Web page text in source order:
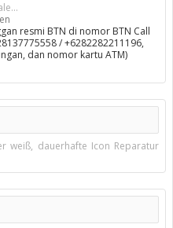
resmi BTN di nomor BTN Call
/ +6282282211196,
dan nomor kartu ATM)
weiß, dauerhafte Icon Reparatur